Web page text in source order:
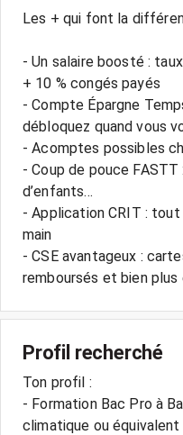
Les + qui font la
- Un salaire boosté :
+ 10 % congés payés
- Compte Épargne
débloquez quand vous
- Acomptes possibles
- Coup de pouce
d’enfants...
- Application CRIT :
main
- CSE avantageux :
remboursés et bien plus
Profil recherché
Ton profil :
- Formation Bac Pro à
climatique ou équivalent